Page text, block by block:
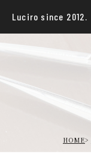
Luciro since 2012.
HOME